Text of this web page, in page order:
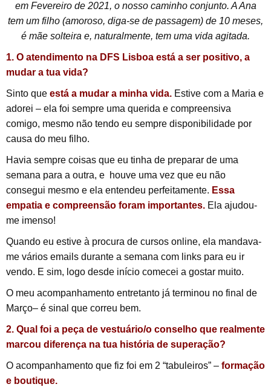
em Fevereiro de 2021, o nosso caminho conjunto.A Ana
tem um filho (amoroso, diga-se de passagem) de 10 meses,
é mãe solteira e, naturalmente, tem uma vida agitada.
1. O atendimento na DFS Lisboa está a ser positivo, a
mudar a tua vida?
Sinto que está a mudar a minha vida. Estive com a Maria e
adorei – ela foi sempre uma querida e compreensiva
comigo, mesmo não tendo eu sempre disponibilidade por
causa do meu filho.
Havia sempre coisas que eu tinha de preparar de uma
semana para a outra, e houve uma vez que eu não
consegui mesmo e ela entendeu perfeitamente. Essa
empatia e compreensão foram importantes. Ela ajudou-
me imenso!
Quando eu estive à procura de cursos online, ela mandava-
me vários emails durante a semana com links para eu ir
vendo. E sim, logo desde início comecei a gostar muito.
O meu acompanhamento entretanto já terminou no final de
Março– é sinal que correu bem.
2. Qual foi a peça de vestuário/o conselho que realmente
marcou diferença na tua história de superação?
O acompanhamento que fiz foi em 2 “tabuleiros” – formação
e boutique.